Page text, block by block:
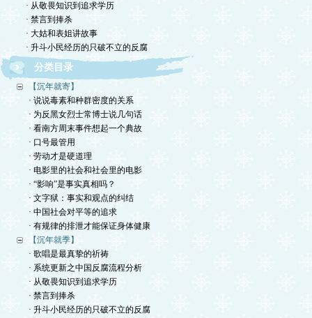
· 从敬畏知识到追求学历
· 禁言到捧杀
· 大姑和表姐讲故事
· 升斗小民经历的只破不立的反腐
分类目录
【沉年就寄】
· 说说毒素和种群密度的关系
· 为反黑女烈士常博士说几句话
· 看南方周末事件想起一个典故
· 口号最管用
· 劳动才是硬道理
· 电影里的社会和社会里的电影
· “影响”是事实真相吗？
· 文字狱：事实和观点的纠结
· 中国社会对平等的追求
· 有规律的排泄才能保证身体健康
【沉年就季】
· 歌唱是最真挚的祈祷
· 系统更新之中国反腐流程分析
· 从敬畏知识到追求学历
· 禁言到捧杀
· 升斗小民经历的只破不立的反腐